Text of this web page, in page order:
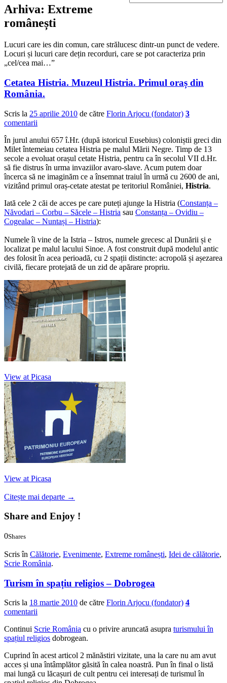
Arhiva: Extreme
românești
Lucuri care ies din comun, care strălucesc dintr-un punct de vedere.
Locuri și lucuri care dețin recorduri, care se pot caracteriza prin
„cel/cea mai…”
Cetatea Histria. Muzeul Histria. Primul oraș din
România.
Scris la 25 aprilie 2010 de către Florin Arjocu (fondator) 3
comentarii
În jurul anului 657 î.Hr. (după istoricul Eusebius) coloniștii greci din
Milet întemeiau cetatea Histria pe malul Mării Negre. Timp de 13
secole a evoluat orașul cetate Histria, pentru ca în secolul VII d.Hr.
să fie distrus în urma invaziilor avaro-slave. Acum putem doar
încerca să ne imaginăm ce a însemnat traiul în urmă cu 2600 de ani,
vizitând primul oraș-cetate atestat pe teritoriul României, Histria.
Iată cele 2 căi de acces pe care puteți ajunge la Histria (Constanța –
Năvodari – Corbu – Săcele – Histria sau Constanța – Ovidiu –
Cogealac – Nuntași – Histria):
Numele îi vine de la Istria – Istros, numele grecesc al Dunării și e
localizat pe malul lacului Sinoe. A fost construit după modelul antic
des folosit în acea perioadă, cu 2 spații distincte: acropolă și așezarea
civilă, fiecare protejată de un zid de apărare propriu.
View at Picasa
View at Picasa
Citește mai departe →
Share and Enjoy !
0Shares
Scris în Călătorie, Evenimente, Extreme românești, Idei de călătorie,
Scrie România.
Turism în spațiu religios – Dobrogea
Scris la 18 martie 2010 de către Florin Arjocu (fondator) 4
comentarii
Continui Scrie România cu o privire aruncată asupra turismului în
spațiul religios dobrogean.
Cuprind în acest articol 2 mănăstiri vizitate, una la care nu am avut
acces și una întâmplător găsită în calea noastră. Pun în final o listă
mai lungă cu lăcașuri de cult pentru cei interesați de turismul în